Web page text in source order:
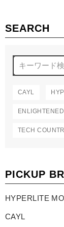
SEARCH
CAYL
TECH
PICKUP
HYPERLITE
CAYL